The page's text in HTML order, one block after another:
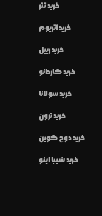
خرید تتر
خرید اتریوم
خرید ریپل
خرید کاردانو
خرید سولانا
خرید ترون
خرید دوج کوین
خرید شیبا اینو